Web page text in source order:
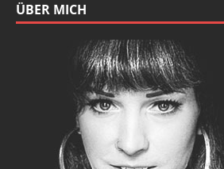
ÜBER MICH